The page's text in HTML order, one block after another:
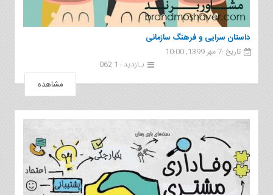
داستان سرایی و فرهنگ سازمانی
تاریخ :7 مهر 1399, 10:00
بـازدید : 1 062
مشاهده